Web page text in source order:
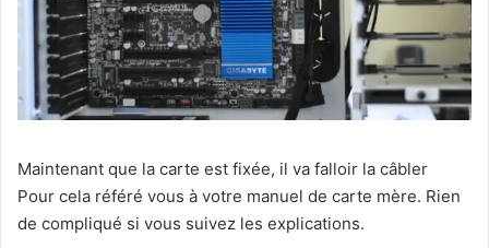
Maintenant que la carte est fixée, il va falloir la câbler
Pour cela référé vous à votre manuel de carte mère. Rien
de compliqué si vous suivez les explications.